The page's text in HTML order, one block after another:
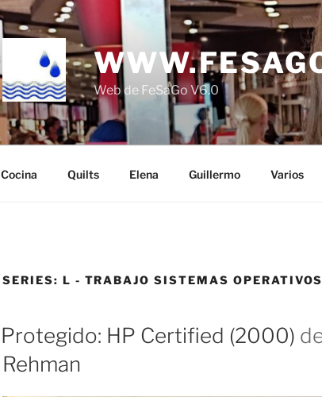
Web de FeSaGo V6.0
Cocina Quilts Elena Guillermo Varios
SERIES: L - TRABAJO SISTEMAS OPERATIVOS
Protegido: HP Certified (2000)
Rehman